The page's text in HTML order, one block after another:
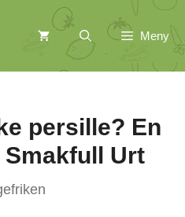
Meny
persille? En
Urt